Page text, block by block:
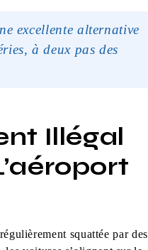
excellente alternative
à deux pas des
Illégal
squattée par des